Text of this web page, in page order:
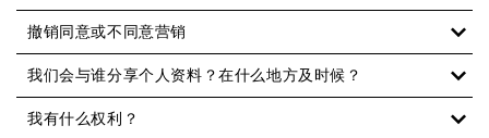
撤销同意或不同意营销
我们会与谁分享个人资料？在什么地方及时候？
我有什么权利？